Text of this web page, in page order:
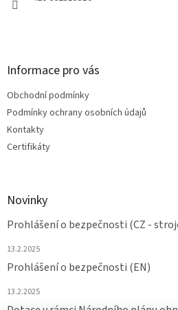
Informace pro vás
Obchodní podmínky
Podmínky ochrany osobních údajů
Kontakty
Certifikáty
Novinky
Prohlášení o bezpečnosti (CZ -
13.2.2025
Prohlášení o bezpečnosti (EN)
13.2.2025